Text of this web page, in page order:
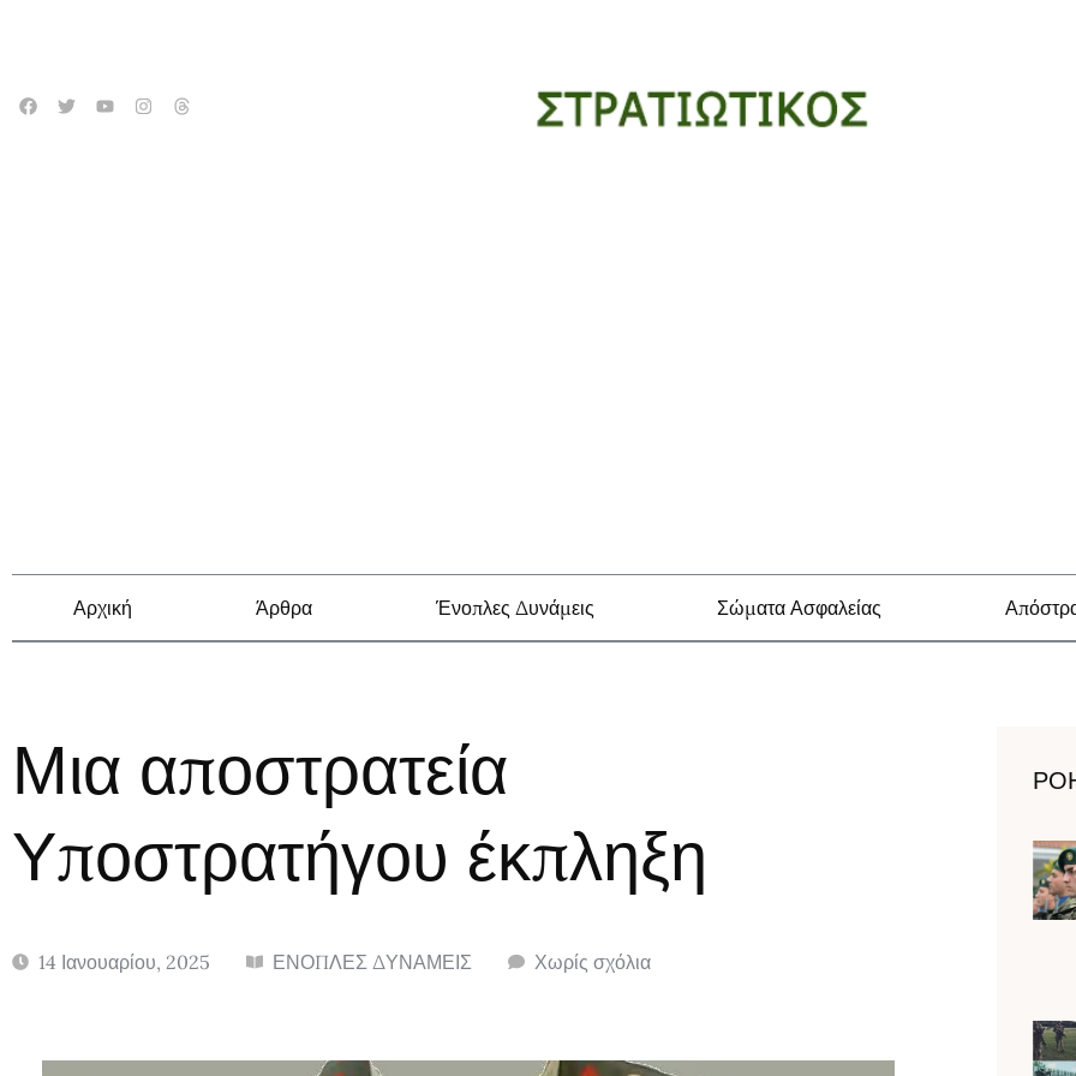
Αρχική Άρθρα Ένοπλες Δυνάμεις Σώματα Ασφαλείας
Μια αποστρατεία
Υποστρατήγου έκπληξη
14 Ιανουαρίου, 2025 ΕΝΟΠΛΕΣ ΔΥΝΑΜΕΙΣ Χωρίς σχόλια